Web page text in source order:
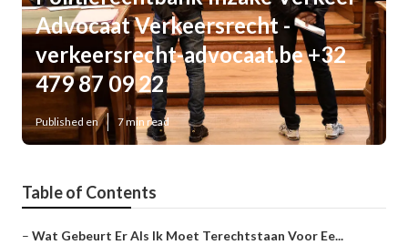
Advocaat Verkeersrecht -
verkeersrecht-advocaat.be +32
479 87 09 22
Published en 7 min read
Table of Contents
– Wat Gebeurt Er Als Ik Moet Terechtstaan Voor Ee...